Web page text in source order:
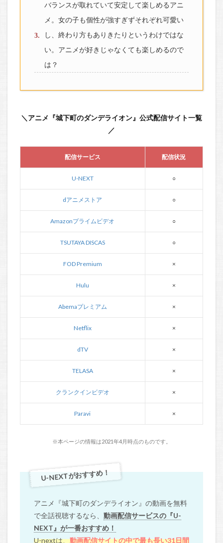
バランスが取れていて安定して楽しめるアニ
メ。女の子も個性が強すぎずそれぞれ可愛い
し、終わり方もありきたりというわけではな
い。アニメが好きじゃなくても楽しめるので
は？
＼アニメ『城下町のダンデライオン』公式配信サイト一覧
／
配信サービス 配信状況
U-NEXT ○
dアニメストア ○
Amazonプライムビデオ ○
TSUTAYA DISCAS ○
FOD Premium ×
Hulu ×
Abemaプレミアム ×
Netflix ×
dTV ×
TELASA ×
クランクインビデオ ×
Paravi ×
※本ページの情報は2021年4月時点のものです。
U-NEXTがおすすめ！
アニメ『城下町のダンデライオン』の動画を無料
で全話視聴するなら、 動画配信サービスの『U-
NEXT』が一番おすすめ！
U-nextは、動画配信サイトの中で最も長い31日間